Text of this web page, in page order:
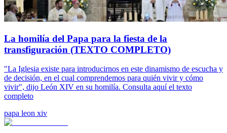
La homilía del Papa para la fiesta de la
transfiguración (TEXTO COMPLETO)
"La Iglesia existe para introducirnos en este dinamismo de escucha y
de decisión, en el cual comprendemos para quién vivir y cómo
vivir", dijo León XIV en su homilía. Consulta aquí el texto
completo
papa leon xiv